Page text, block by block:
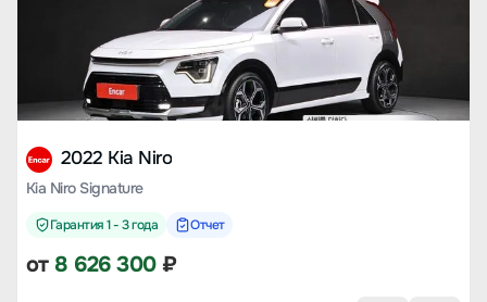
2022 Kia Niro
Kia Niro Signature
Гарантия 1 - 3 года Отчет
от 8 626 300₽